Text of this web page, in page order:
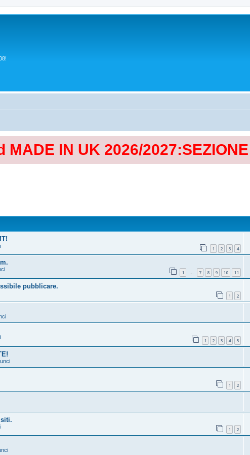
MADE IN UK 2026/
1 2 3 4
1 … 7 8 9 10 11
pubblicare.
1 2
1 2 3 4 5
1 2
1 2